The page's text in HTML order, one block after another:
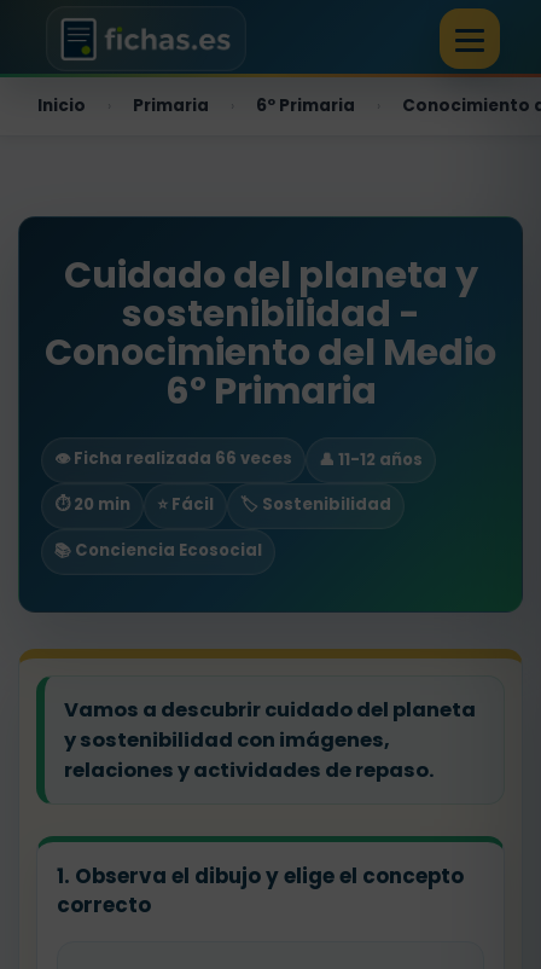
Inicio Primaria 6º Primaria Conocimiento
Cuidado del planeta y
sostenibilidad -
Conocimiento del Medio
6º Primaria
👁️ Ficha realizada 66 veces
👤 11-12 años
⏱ 20 min
⭐ Fácil
🏷️ Sostenibilidad
📚 Conciencia Ecosocial
Vamos a descubrir cuidado del planeta
y sostenibilidad con imágenes,
relaciones y actividades de repaso.
1. Observa el dibujo y elige el concepto
correcto